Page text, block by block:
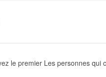
le premier Les personnes qui